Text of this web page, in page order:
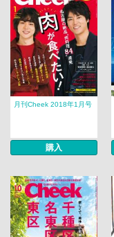
月刊Cheek 2018年1月号
購入